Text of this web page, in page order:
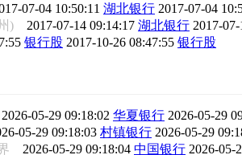
07-04 10:50:11 湖北银行 2017-07-04
) 2017-07-14 09:14:17 湖北银行 2017-
银行股 2017-10-26 08:47:55 银行股
2026-05-29 09:18:02 华夏银行 2026-05-29
05-29 09:18:03 村镇银行 2026-05-29
2026-05-29 09:18:04 中国银行 2026-05-